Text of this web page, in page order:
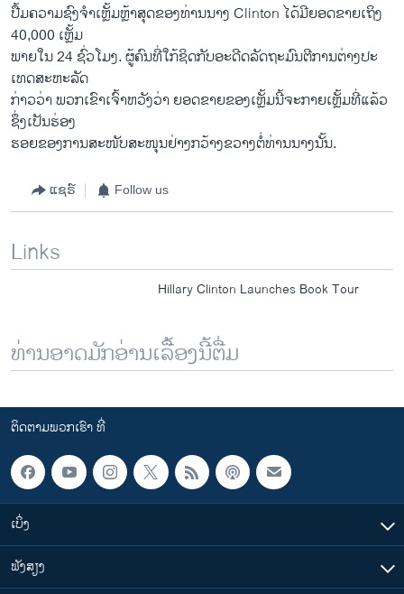
ປື້​ມຄວາມ​ຊົງ​ຈຳເຫຼັ້ມ​ຫຼ້າ​ສຸດຂອງທ່ານ​ນາງ Clinton ​ໄດ້​ມີ​ຍອດ​ຂາຍ​ເຖິງ
40,000 ​ເຫຼັ້ມ
ພາຍ​ໃນ 24 ຊົ່ວ​ໂມງ. ຜູ້​ຄົນ​ທີ່​ໃກ້ຊິດ​ກັບ​ອະດີດລັດຖະມົນຕີ​ການ​ຕ່າງ​ປະ​
ເທດສະຫະລັດ
ກ່າວ​ວ່າ ພວກ​ເຂົາ​ເຈົ້າ​ຫວັງວ່າ ​ຍອດ​ຂາຍຂອງ​ເຫຼັ້ມ​ນີ້ຈະ​ກາຍ​ເຫຼັ້ມ​ທີ່​ແລ້ວ
ຊຶ່ງ​ເປັນຮ່ອງ
ຮອຍ​ຂອງ​ການ​ສະໜັບສະໜຸນ​ຢ່າງ​ກວ້າງຂວາງຕໍ່ທ່ານນາງນັ້ນ.
ແຊຣ໌ Follow us
Links
Hillary Clinton Launches Book Tour
ທ່ານອາດມັກອ່ານເລື້ອງນີ້ຕື່ມ
ຕິດຕາມພວກເຮົາ ທີ່
ເບິ່ງ
ຟັງສຽງ